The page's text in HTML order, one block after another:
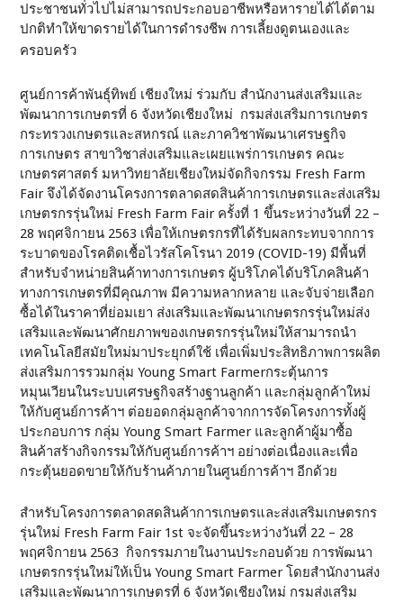
ประชาชนทั่วไปไม่สามารถประกอบอาชีพหรือหารายได้ได้ตาม
ปกติทำให้ขาดรายได้ในการดำรงชีพ การเลี้ยงดูตนเองและ
ครอบครัว
ศูนย์การค้าพันธุ์ทิพย์ เชียงใหม่ ร่วมกับ สำนักงานส่งเสริมและ
พัฒนาการเกษตรที่ 6 จังหวัดเชียงใหม่ กรมส่งเสริมการเกษตร
กระทรวงเกษตรและสหกรณ์ และภาควิชาพัฒนาเศรษฐกิจ
การเกษตร สาขาวิชาส่งเสริมและเผยแพร่การเกษตร คณะ
เกษตรศาสตร์ มหาวิทยาลัยเชียงใหม่จัดกิจกรรม Fresh Farm
Fair จึงได้จัดงานโครงการตลาดสดสินค้าการเกษตรและส่งเสริม
เกษตรกรรุ่นใหม่ Fresh Farm Fair ครั้งที่ 1 ขึ้นระหว่างวันที่ 22 –
28 พฤศจิกายน 2563 เพื่อให้เกษตรกรที่ได้รับผลกระทบจากการ
ระบาดของโรคติดเชื้อไวรัสโคโรนา 2019 (COVID-19) มีพื้นที่
สำหรับจำหน่ายสินค้าทางการเกษตร ผู้บริโภคได้บริโภคสินค้า
ทางการเกษตรที่มีคุณภาพ มีความหลากหลาย และจับจ่ายเลือก
ซื้อได้ในราคาที่ย่อมเยา ส่งเสริมและพัฒนาเกษตรกรรุ่นใหม่ส่ง
เสริมและพัฒนาศักยภาพของเกษตรกรรุ่นใหม่ให้สามารถนำ
เทคโนโลยีสมัยใหม่มาประยุกต์ใช้ เพื่อเพิ่มประสิทธิภาพการผลิต
ส่งเสริมการรวมกลุ่ม Young Smart Farmerกระตุ้นการ
หมุนเวียนในระบบเศรษฐกิจสร้างฐานลูกค้า และกลุ่มลูกค้าใหม่
ให้กับศูนย์การค้าฯ ต่อยอดกลุ่มลูกค้าจากการจัดโครงการทั้งผู้
ประกอบการ กลุ่ม Young Smart Farmer และลูกค้าผู้มาซื้อ
สินค้าสร้างกิจกรรมให้กับศูนย์การค้าฯ อย่างต่อเนื่องและเพื่อ
กระตุ้นยอดขายให้กับร้านค้าภายในศูนย์การค้าฯ อีกด้วย
สำหรับโครงการตลาดสดสินค้าการเกษตรและส่งเสริมเกษตรกร
รุ่นใหม่ Fresh Farm Fair 1st จะจัดขึ้นระหว่างวันที่ 22 – 28
พฤศจิกายน 2563 กิจกรรมภายในงานประกอบด้วย การพัฒนา
เกษตรกรรุ่นใหม่ให้เป็น Young Smart Farmer โดยสำนักงานส่ง
เสริมและพัฒนาการเกษตรที่ 6 จังหวัดเชียงใหม่ กรมส่งเสริม